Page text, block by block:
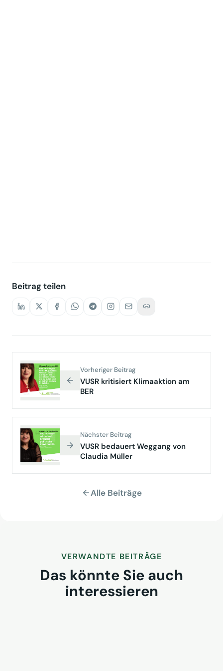
Beitrag teilen
Vorheriger Beitrag
VUSR kritisiert Klimaaktion am
BER
Nächster Beitrag
VUSR bedauert Weggang von
Claudia Müller
Alle Beiträge
VERWANDTE BEITRÄGE
Das könnte Sie auch
interessieren